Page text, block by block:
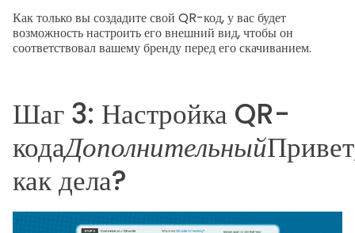
Как только вы создадите свой QR-код, у вас будет
возможность настроить его внешний вид, чтобы он
соответствовал вашему бренду перед его скачиванием.
Шаг 3: Настройка QR-
кодаДополнительный
как дела?